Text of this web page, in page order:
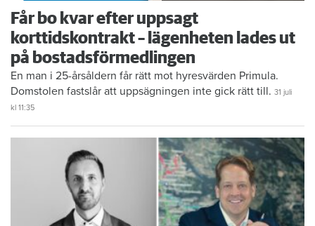
Får bo kvar efter uppsagt
korttidskontrakt – lägenheten lades ut
på bostadsförmedlingen
En man i 25-årsåldern får rätt mot hyresvärden Primula.
Domstolen fastslår att uppsägningen inte gick rätt till. 31 juli
kl 11:35